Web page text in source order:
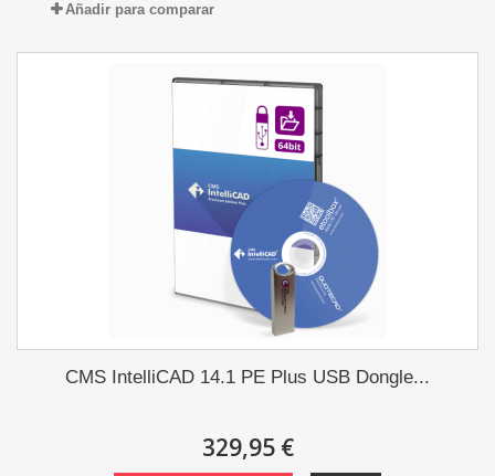
Añadir para comparar
CMS IntelliCAD 14.1 PE Plus USB Dongle...
329,95 €